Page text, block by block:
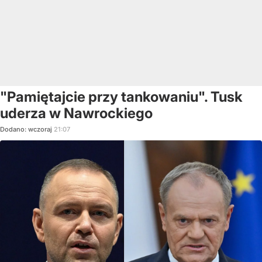
"Pamiętajcie przy tankowaniu". Tusk
uderza w Nawrockiego
Dodano: wczoraj 21:07